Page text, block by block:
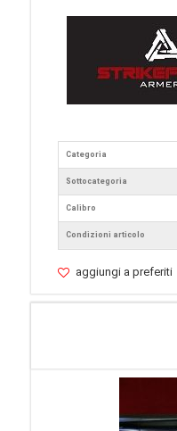
Categoria
Sottocategoria
Calibro
Condizioni articolo
aggiungi a preferiti